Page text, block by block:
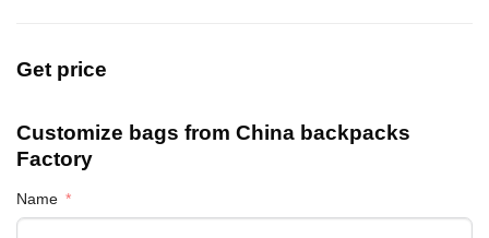
Get price
Customize bags from China backpacks
Factory
Name